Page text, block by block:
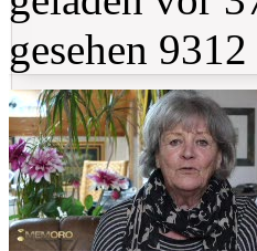
gesehen